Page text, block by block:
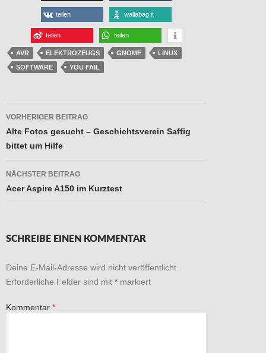
teilen wallabag it
teilen teilen
AVR ELEKTROZEUGS GNOME
LINUX
SOFTWARE
YOU FAIL
Beitragsnavigation
VORHERIGER BEITRAG
Alte Fotos gesucht – Geschichtsverein Saffig
bittet um Hilfe
NÄCHSTER BEITRAG
Acer Aspire A150 im Kurztest
SCHREIBE EINEN KOMMENTAR
Deine E-Mail-Adresse wird nicht veröffentlicht.
Erforderliche Felder sind mit * markiert
Kommentar *